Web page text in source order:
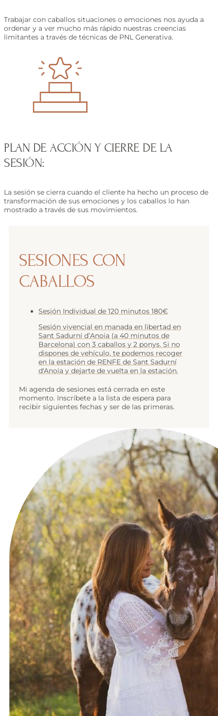
Trabajar con caballos situaciones o emociones nos ayuda a
ordenar y a ver mucho más rápido nuestras creencias
limitantes a través de técnicas de PNL Generativa.
PLAN DE ACCIÓN Y CIERRE DE LA
SESIÓN:
La sesión se cierra cuando el cliente ha hecho un proceso de
transformación de sus emociones y los caballos lo han
mostrado a través de sus movimientos.
SESIONES CON
CABALLOS
Sesión Individual de 120 minutos 180€
Sesión vivencial en manada en libertad en
Sant Sadurní d’Anoia (a 40 minutos de
Barcelona) con 3 caballos y 2 ponys. Si no
dispones de vehículo, te podemos recoger
en la estación de RENFE de Sant Sadurní
d'Anoia y dejarte de vuelta en la estación.
Mi agenda de sesiones está cerrada en este
momento. Inscríbete a la lista de espera para
recibir siguientes fechas y ser de las primeras.